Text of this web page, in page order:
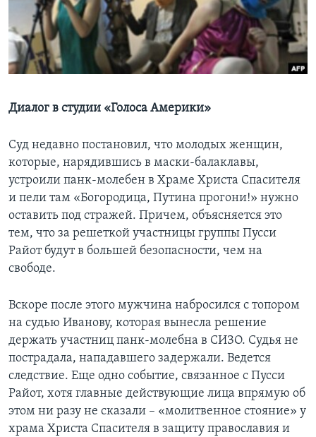
Learning English
СОЦИАЛЬНЫЕ СЕТИ
Диалог в студии «Голоса Америки»
Суд недавно постановил, что молодых женщин,
которые, нарядившись в маски-балаклавы,
устроили панк-молебен в Храме Христа Спасителя
и пели там «Богородица, Путина прогони!» нужно
оставить под стражей. Причем, объясняется это
тем, что за решеткой участницы группы Пусси
Райот будут в большей безопасности, чем на
свободе.
Вскоре после этого мужчина набросился с топором
на судью Иванову, которая вынесла решение
держать участниц панк-молебна в СИЗО. Судья не
пострадала, нападавшего задержали. Ведется
следствие. Еще одно событие, связанное с Пусси
Райот, хотя главные действующие лица впрямую об
этом ни разу не сказали – «молитвенное стояние» у
храма Христа Спасителя в защиту православия и